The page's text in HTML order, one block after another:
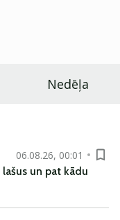
Nedēļa
06.08.26, 00:01
un pat kādu